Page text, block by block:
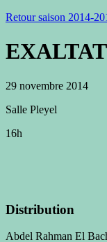
Retour saison 2014-
29 novembre 2014
Salle Pleyel
16h
Distribution
Abdel Rahman El